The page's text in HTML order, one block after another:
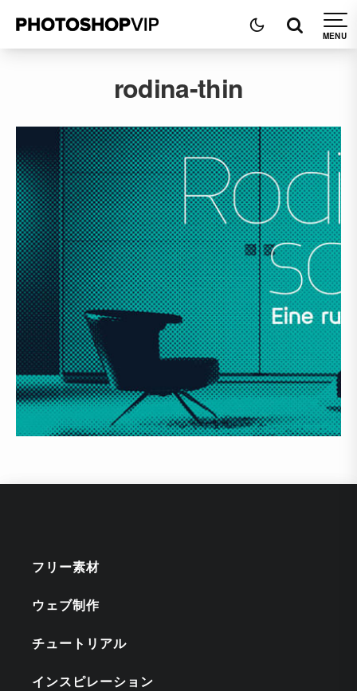
rodina-thin
フリー素材
ウェブ制作
チュートリアル
インスピレーション